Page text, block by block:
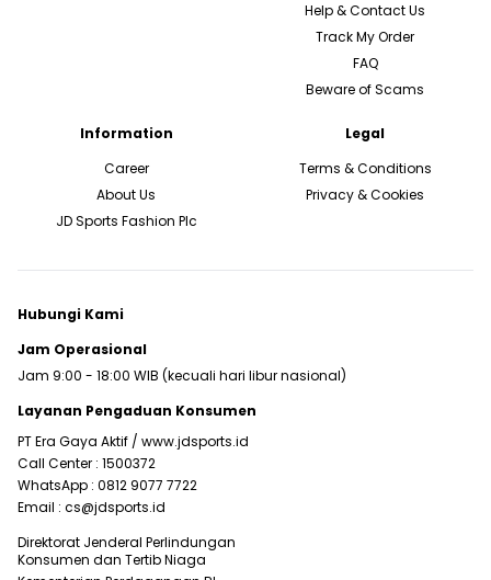
Help & Contact Us
Track My Order
FAQ
Beware of Scams
Information
Career
About Us
JD Sports Fashion Plc
Legal
Terms & Conditions
Privacy & Cookies
Hubungi Kami
Jam Operasional
Jam 9:00 - 18:00 WIB (kecuali hari libur nasional)
Layanan Pengaduan Konsumen
PT Era Gaya Aktif / www.jdsports.id
Call Center : 1500372
WhatsApp : 0812 9077 7722
Email : cs@jdsports.id
Direktorat Jenderal Perlindungan
Konsumen dan Tertib Niaga